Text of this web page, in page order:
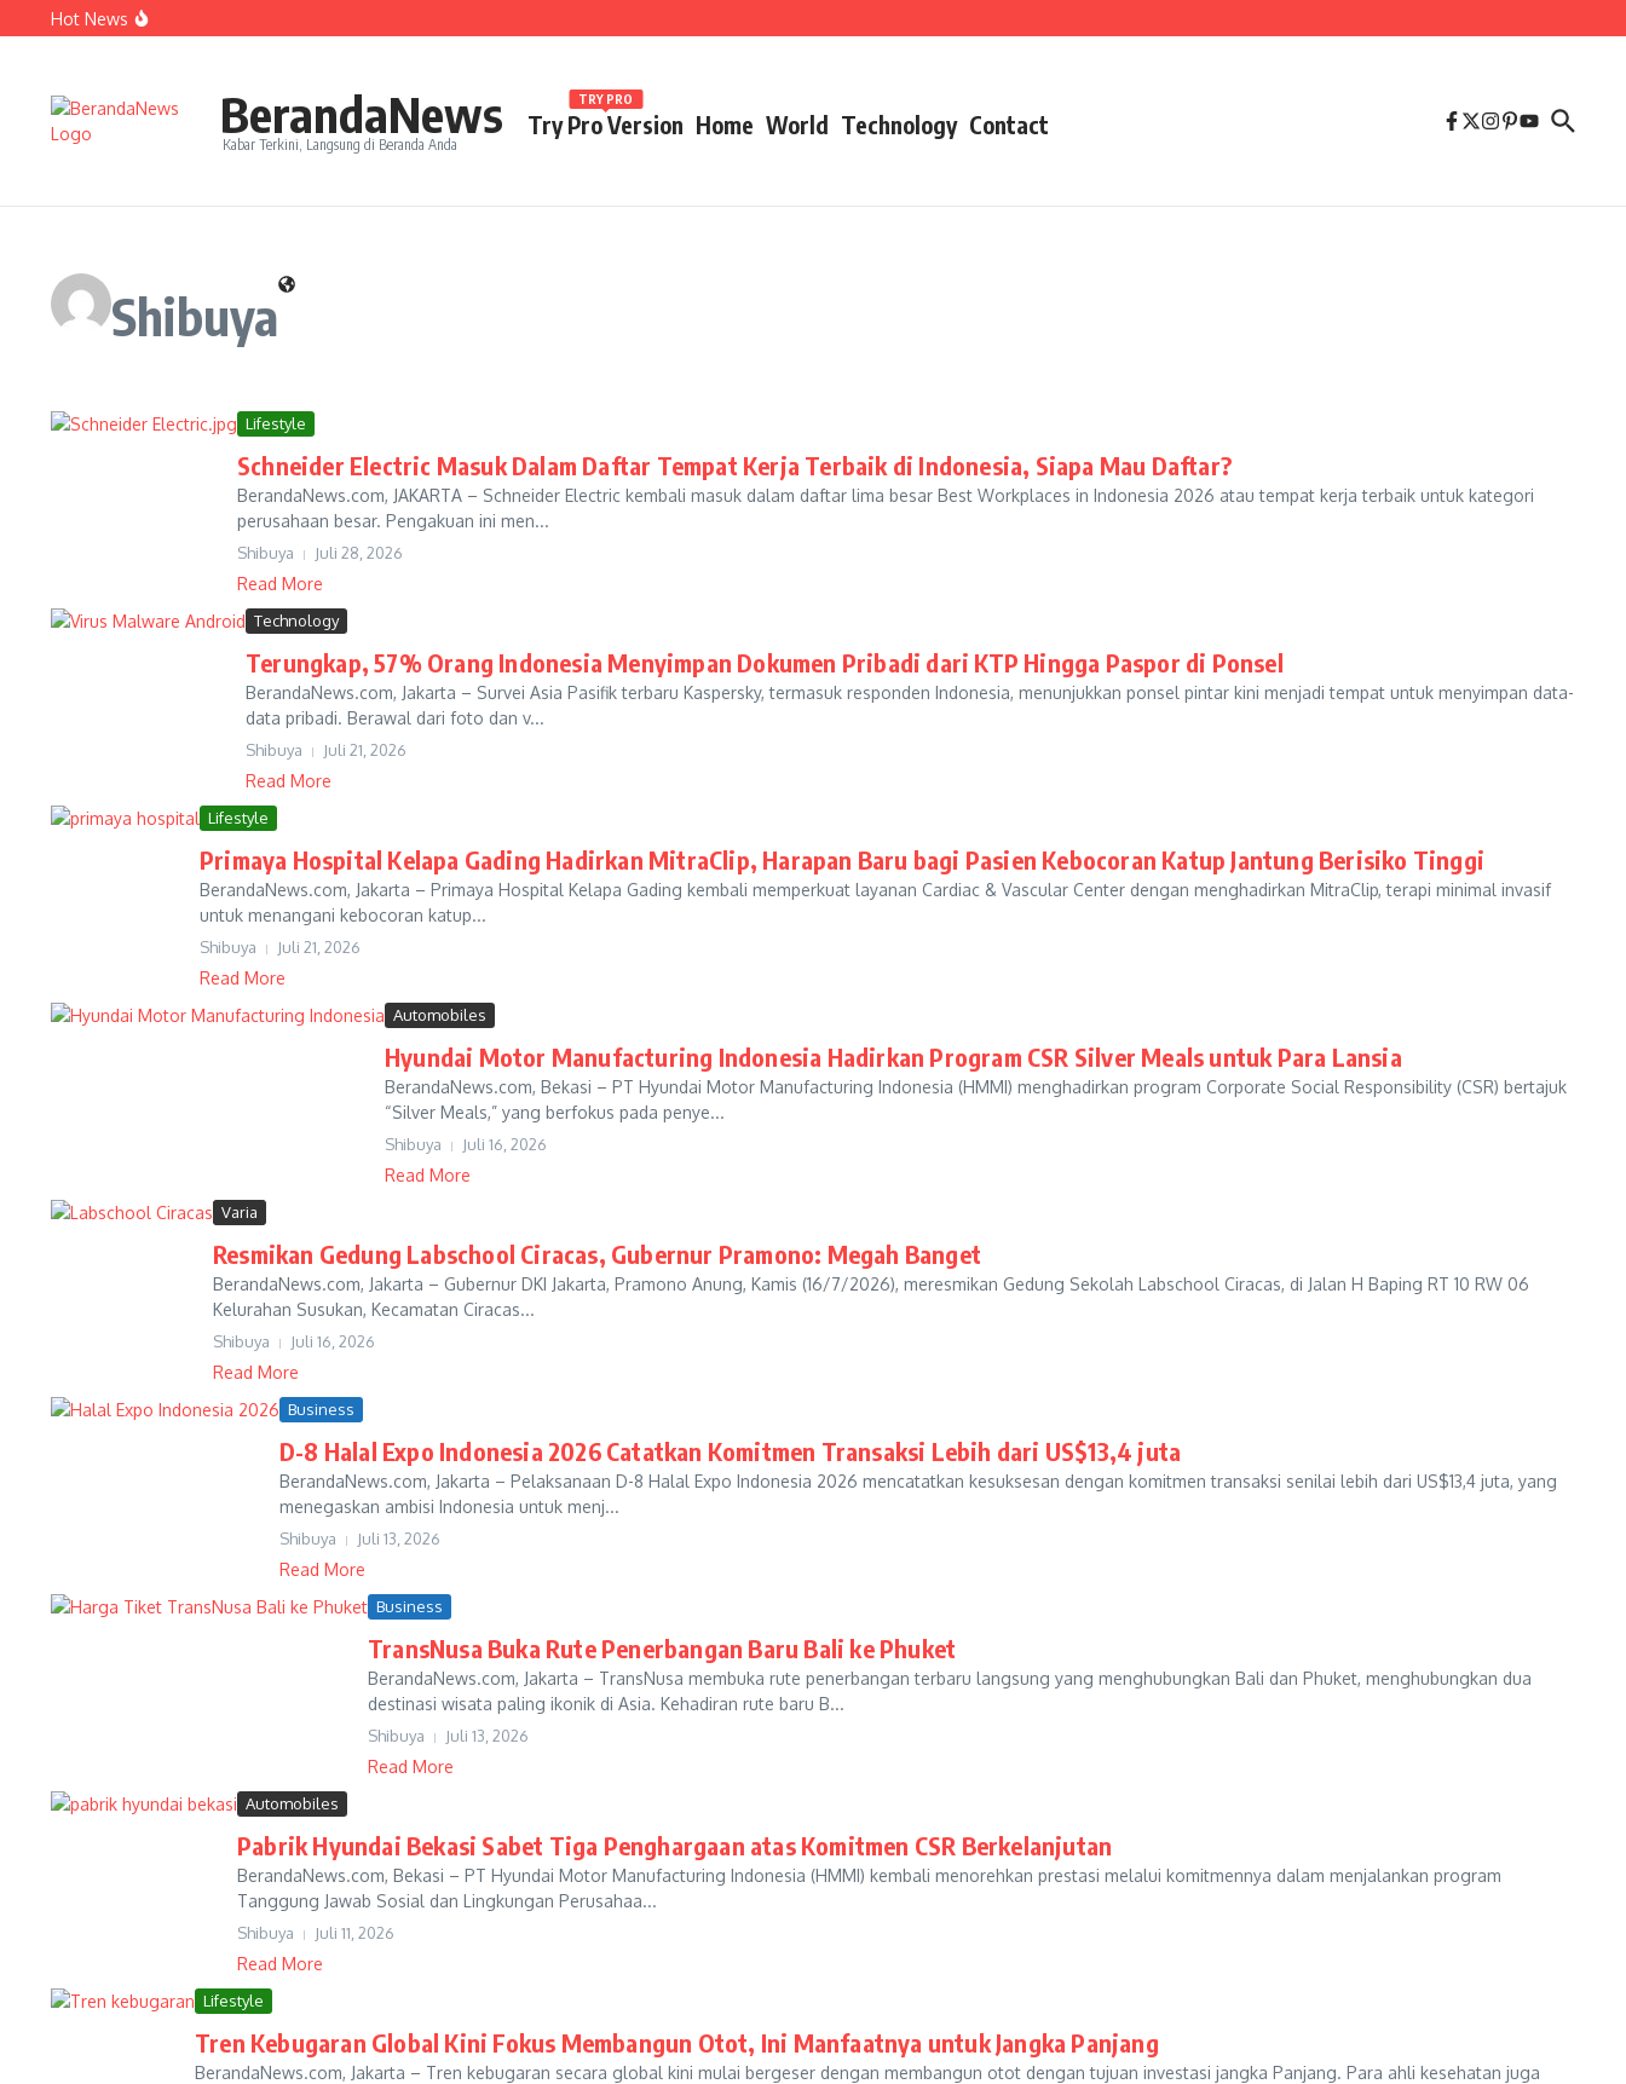
Lewati ke konten
Hot News
Janji Roberto Mancini usai Jadi Pelatih Timnas Italia
BerandaNews
Kabar Terkini, Langsung di Beranda Anda
Try Pro Version
TRY PRO
Home World Technology Contact
Shibuya
Lifestyle
Schneider Electric Masuk Dalam Daftar Tempat Kerja Terbaik di Indonesia, Siapa Mau Daftar?
BerandaNews.com, JAKARTA – Schneider Electric kembali masuk dalam daftar lima besar Best Workplaces in Indonesia 2026 atau tempat kerja terbaik untuk kategori
perusahaan besar. Pengakuan ini men...
Shibuya Juli 28, 2026
Read More
Technology
Terungkap, 57% Orang Indonesia Menyimpan Dokumen Pribadi dari KTP Hingga Paspor di Ponsel
BerandaNews.com, Jakarta – Survei Asia Pasifik terbaru Kaspersky, termasuk responden Indonesia, menunjukkan ponsel pintar kini menjadi tempat untuk menyimpan data-
data pribadi. Berawal dari foto dan v...
Shibuya Juli 21, 2026
Read More
Lifestyle
Primaya Hospital Kelapa Gading Hadirkan MitraClip, Harapan Baru bagi Pasien Kebocoran Katup Jantung Berisiko Tinggi
BerandaNews.com, Jakarta – Primaya Hospital Kelapa Gading kembali memperkuat layanan Cardiac & Vascular Center dengan menghadirkan MitraClip, terapi minimal invasif
untuk menangani kebocoran katup...
Shibuya Juli 21, 2026
Read More
Automobiles
Hyundai Motor Manufacturing Indonesia Hadirkan Program CSR Silver Meals untuk Para Lansia
BerandaNews.com, Bekasi – PT Hyundai Motor Manufacturing Indonesia (HMMI) menghadirkan program Corporate Social Responsibility (CSR) bertajuk
“Silver Meals,” yang berfokus pada penye...
Shibuya Juli 16, 2026
Read More
Varia
Resmikan Gedung Labschool Ciracas, Gubernur Pramono: Megah Banget
BerandaNews.com, Jakarta – Gubernur DKI Jakarta, Pramono Anung, Kamis (16/7/2026), meresmikan Gedung Sekolah Labschool Ciracas, di Jalan H Baping RT 10 RW 06
Kelurahan Susukan, Kecamatan Ciracas...
Shibuya Juli 16, 2026
Read More
Business
D-8 Halal Expo Indonesia 2026 Catatkan Komitmen Transaksi Lebih dari US$13,4 juta
BerandaNews.com, Jakarta – Pelaksanaan D-8 Halal Expo Indonesia 2026 mencatatkan kesuksesan dengan komitmen transaksi senilai lebih dari US$13,4 juta, yang
menegaskan ambisi Indonesia untuk menj...
Shibuya Juli 13, 2026
Read More
Business
TransNusa Buka Rute Penerbangan Baru Bali ke Phuket
BerandaNews.com, Jakarta – TransNusa membuka rute penerbangan terbaru langsung yang menghubungkan Bali dan Phuket, menghubungkan dua
destinasi wisata paling ikonik di Asia. Kehadiran rute baru B...
Shibuya Juli 13, 2026
Read More
Automobiles
Pabrik Hyundai Bekasi Sabet Tiga Penghargaan atas Komitmen CSR Berkelanjutan
BerandaNews.com, Bekasi – PT Hyundai Motor Manufacturing Indonesia (HMMI) kembali menorehkan prestasi melalui komitmennya dalam menjalankan program
Tanggung Jawab Sosial dan Lingkungan Perusahaa...
Shibuya Juli 11, 2026
Read More
Lifestyle
Tren Kebugaran Global Kini Fokus Membangun Otot, Ini Manfaatnya untuk Jangka Panjang
BerandaNews.com, Jakarta – Tren kebugaran secara global kini mulai bergeser dengan membangun otot dengan tujuan investasi jangka Panjang. Para ahli kesehatan juga